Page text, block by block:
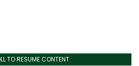
TO RESUME CONTENT